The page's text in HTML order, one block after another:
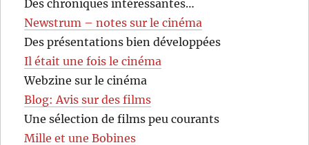
Des chroniques intéressantes…
Newstrum – notes sur le cinéma
Des présentations bien développées
Il était une fois le cinéma
Webzine sur le cinéma
Blog: Avis sur des films
Une sélection de films peu courants
Mille et une Bobines